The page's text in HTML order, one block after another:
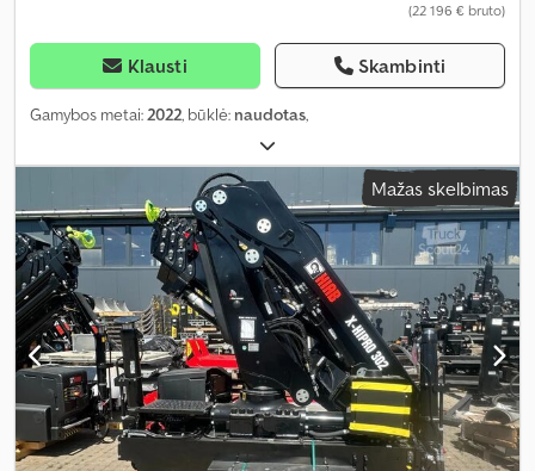
(22 196 € bruto)
Klausti Skambinti
Gamybos metai:2022, būklė: naudotas,
Mažas skelbimas